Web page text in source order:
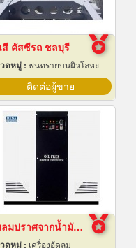
คัสซีรถ ชลบุรี
ดหมู่ : พ่นทรายบนผิวโลหะ
ติดต่อผู้ขาย
ปั๊มลมปราศจากน้ำมันแบบบูสเตอร์
ดหมู่ : เครื่องอัดลม